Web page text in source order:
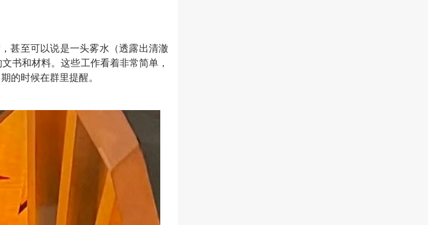
甚至可以说是一头雾水（透露出清澈
书和材料。这些工作看着非常简单，
的时候在群里提醒。